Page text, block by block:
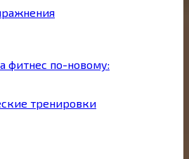
фитнес по-новому:
тренировки